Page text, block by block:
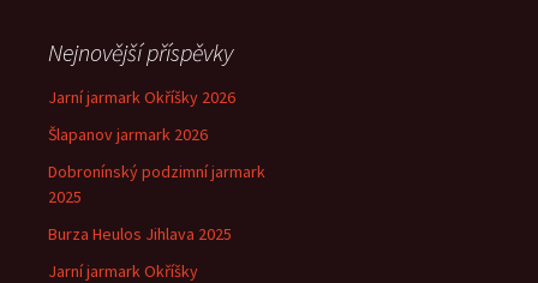
Nejnovější příspěvky
Jarní jarmark Okříšky 2026
Šlapanov jarmark 2026
Dobronínský podzimní jarmark
2025
Burza Heulos Jihlava 2025
Jarní jarmark Okříšky